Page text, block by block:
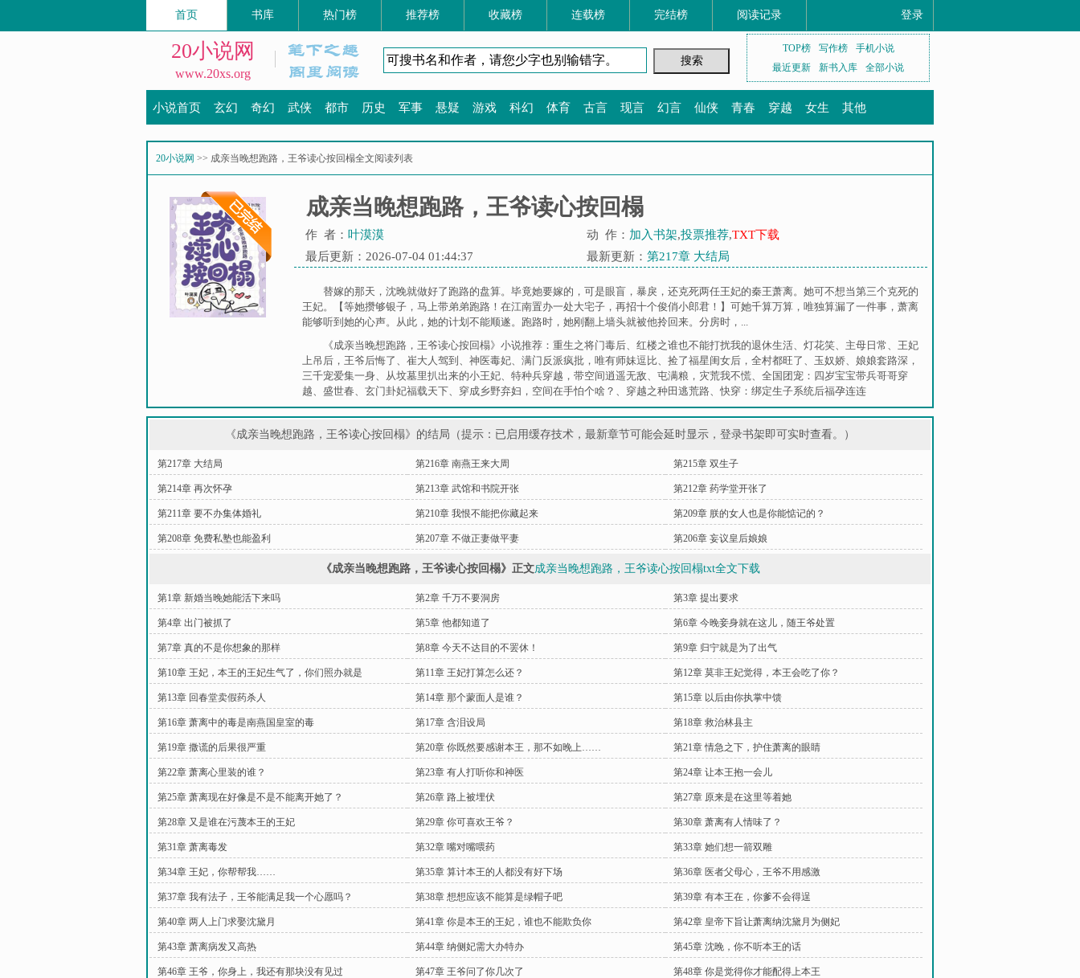
首页 书库 热门榜 推荐榜 收藏榜 连载榜 完结榜 阅读记录 登录
20小说网
www.20xs.org
TOP榜 写作榜
手机小说
最近更新
新书入库 全部小说
小说首页 玄幻 奇幻 武侠 都市 历史 军事 悬疑 游戏 科幻 体育 古言 现言 幻言 仙侠 青春 穿越 女生 其他
20小说网 >> 成亲当晚想跑路，王爷读心按回榻全文阅读列表
成亲当晚想跑路，王爷读心按回榻
作 者： 叶漠漠 动 作： 加入书架,投票推荐,TXT下载
最后更新：2026-07-04 01:44:37
最新更新： 第217章 大结局
替嫁的那天，沈晚就做好了跑路的盘算。毕竟她要嫁的，可是眼盲，暴戾，还克死两任王妃的秦王萧离。她可不想当第三个克死的
王妃。【等她攒够银子，马上带弟弟跑路！在江南置办一处大宅子，再招十个俊俏小郎君！】可她千算万算，唯独算漏了一件事，萧离
能够听到她的心声。从此，她的计划不能顺遂。跑路时，她刚翻上墙头就被他拎回来。分房时，...
《成亲当晚想跑路，王爷读心按回榻》小说推荐： 重生之将门毒后、 红楼之谁也不能打扰我的退休生活、 灯花笑、 主母日常、 王妃
上吊后，王爷后悔了 、 崔大人驾到 、 神医毒妃、 满门反派疯批，唯有师妹逗比、 捡了福星闺女后，全村都旺了 、 玉奴娇、 娘娘套路深，
三千宠爱集一身、 从坟墓里扒出来的小王妃、 特种兵穿越，带空间逍遥无敌、 屯满粮，灾荒我不慌、 全国团宠：四岁宝宝带兵哥哥穿
越、 盛世春、 玄门卦妃福载天下、 穿成乡野弃妇，空间在手怕个啥？ 、 穿越之种田逃荒路、快穿：绑定生子系统后福孕连连
《成亲当晚想跑路，王爷读心按回榻》的结局（提示：已启用缓存技术，最新章节可能会延时显示，登录书架即可实时查看。）
第217章 大结局 第216章 南燕王来大周 第215章 双生子
第214章 再次怀孕 第213章 武馆和书院开张 第212章 药学堂开张了
第211章 要不办集体婚礼 第210章 我恨不能把你藏起来 第209章 朕的女人也是你能惦记的？
第208章 免费私塾也能盈利 第207章 不做正妻做平妻 第206章 妄议皇后娘娘
《成亲当晚想跑路，王爷读心按回榻》正文成亲当晚想跑路，王爷读心按回榻txt全文下载
第1章 新婚当晚她能活下来吗 第2章 千万不要洞房 第3章 提出要求
第4章 出门被抓了 第5章 他都知道了 第6章 今晚妾身就在这儿，随王爷处置
第7章 真的不是你想象的那样 第8章 今天不达目的不罢休！ 第9章 归宁就是为了出气
第10章 王妃，本王的王妃生气了，你们照办就是 第11章 王妃打算怎么还？ 第12章 莫非王妃觉得，本王会吃了你？
第13章 回春堂卖假药杀人 第14章 那个蒙面人是谁？ 第15章 以后由你执掌中馈
第16章 萧离中的毒是南燕国皇室的毒 第17章 含泪设局 第18章 救治林县主
第19章 撒谎的后果很严重 第20章 你既然要感谢本王，那不如晚上…… 第21章 情急之下，护住萧离的眼睛
第22章 萧离心里装的谁？ 第23章 有人打听你和神医 第24章 让本王抱一会儿
第25章 萧离现在好像是不是不能离开她了？ 第26章 路上被埋伏 第27章 原来是在这里等着她
第28章 又是谁在污蔑本王的王妃 第29章 你可喜欢王爷？ 第30章 萧离有人情味了？
第31章 萧离毒发 第32章 嘴对嘴喂药 第33章 她们想一箭双雕
第34章 王妃，你帮帮我…… 第35章 算计本王的人都没有好下场 第36章 医者父母心，王爷不用感激
第37章 我有法子，王爷能满足我一个心愿吗？ 第38章 想想应该不能算是绿帽子吧 第39章 有本王在，你爹不会得逞
第40章 两人上门求娶沈黛月 第41章 你是本王的王妃，谁也不能欺负你 第42章 皇帝下旨让萧离纳沈黛月为侧妃
第43章 萧离病发又高热 第44章 纳侧妃需大办特办 第45章 沈晚，你不听本王的话
第46章 王爷，你身上，我还有那块没有见过 第47章 王爷问了你几次了 第48章 你是觉得你才能配得上本王